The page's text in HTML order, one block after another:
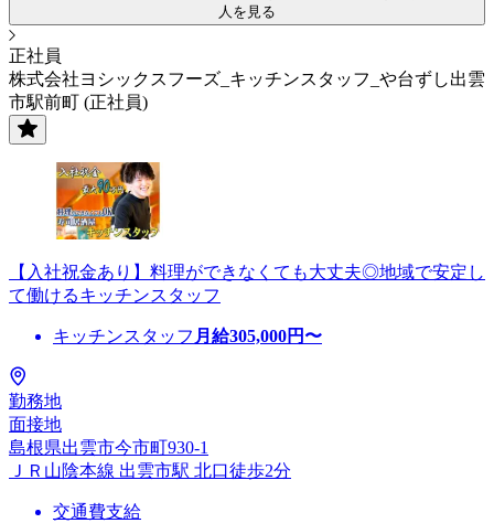
人を見る
正社員
株式会社ヨシックスフーズ_キッチンスタッフ_や台ずし出雲
市駅前町 (正社員)
【入社祝金あり】料理ができなくても大丈夫◎地域で安定し
て働けるキッチンスタッフ
キッチンスタッフ 月給305,000円〜
勤務地
面接地
島根県出雲市今市町930-1
ＪＲ山陰本線 出雲市駅 北口徒歩2分
交通費支給